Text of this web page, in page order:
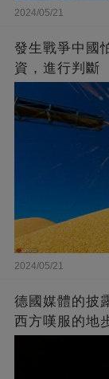
2024/05/21
發生戰爭中國
資，進行判斷
2024/05/21
德國媒體的披
西方嘆服的地